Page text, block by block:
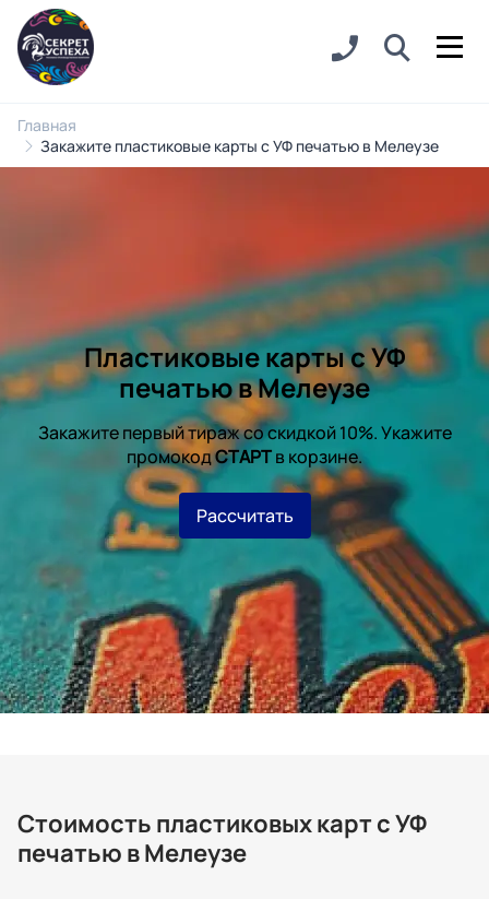
Главная
Закажите пластиковые карты с УФ печатью в Мелеузе
Пластиковые карты с УФ
печатью в Мелеузе
Закажите первый тираж со скидкой 10%. Укажите
промокодСТАРТв корзине.
Рассчитать
Стоимость пластиковых карт с УФ
печатью в Мелеузе